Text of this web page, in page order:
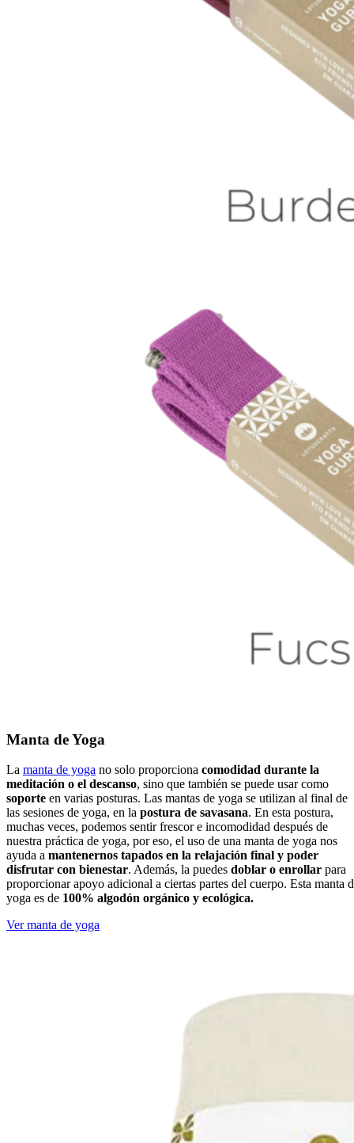
Manta de Yoga
La manta de yoga no solo proporciona comodidad durante la
meditación o el descanso, sino que también se puede usar como
soporte en varias posturas. Las mantas de yoga se utilizan al final de
las sesiones de yoga, en la postura de savasana. En esta postura,
muchas veces, podemos sentir frescor e incomodidad después de
nuestra práctica de yoga, por eso, el uso de una manta de yoga nos
ayuda a mantenernos tapados en la relajación final y poder
disfrutar con bienestar. Además, la puedes doblar o enrollar para
proporcionar apoyo adicional a ciertas partes del cuerpo. Esta manta
yoga es de 100% algodón orgánico y ecológica.
Ver manta de yoga